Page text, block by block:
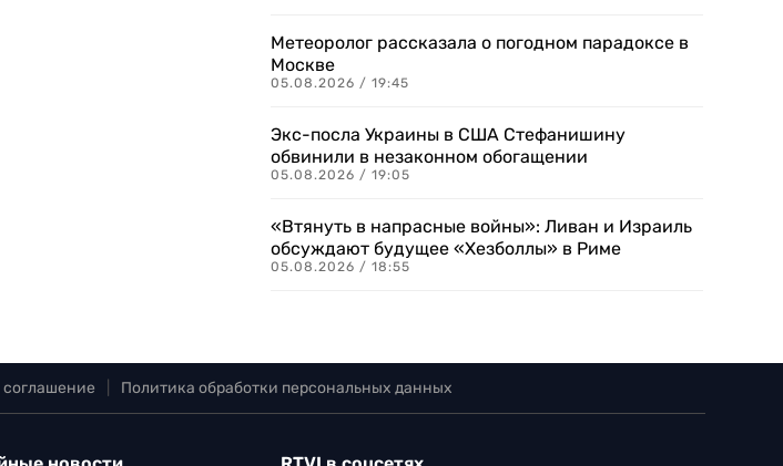
Метеоролог рассказала о погодном парадоксе в
Москве
05.08.2026 / 19:45
Экс-посла Украины в США Стефанишину
обвинили в незаконном обогащении
05.08.2026 / 19:05
«Втянуть в напрасные войны»: Ливан и Израиль
обсуждают будущее «Хезболлы» в Риме
05.08.2026 / 18:55
соглашение Политика обработки персональных данных